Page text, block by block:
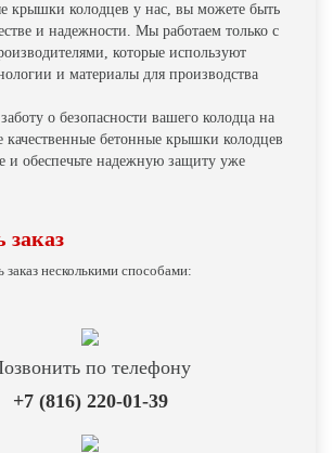
крышки колодцев у нас, вы можете быть
и надежности. Мы работаем только с
которые используют
и материалы для производства
о безопасности вашего колодца на
качественные бетонные крышки колодцев
и обеспечьте надежную защиту уже
заказ
несколькими способами:
по телефону